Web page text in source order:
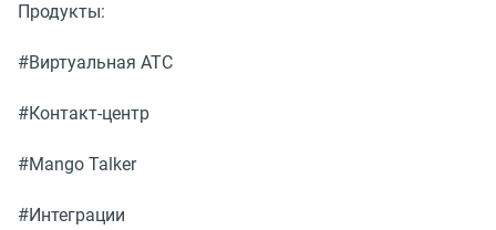
Продукты:
#Виртуальная АТС
#Контакт-центр
#Mango Talker
#Интеграции